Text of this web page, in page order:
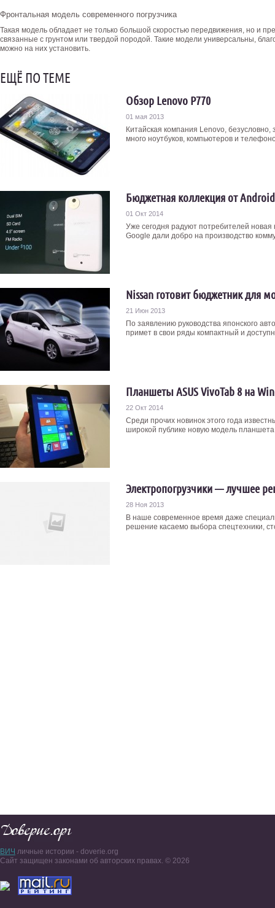
Фронтальная модель современного погрузчика
Такая модель обладает не только большой скоростью передвижения, но и
связанные с грунтом или твердой породой. Такие модели универсальны,
можно на них установить.
ЕЩЁ ПО ТЕМЕ
Обзор Lenovo P770
01 мая 2013
Китайская компания Lenovo,
много ноутбуков, компьютеров и
Бюджетная коллекция от
01 Окт 2014
Уже сегодня радуют потребителей
Google дали добро на производство
Nissan готовит бюджетник для
21 Июн 2013
По заявлению руководства японского
примет в свои ряды компактный и
Планшеты ASUS VivoTab 8 на
22 Окт 2014
Среди прочих новинок этого года
широкой публике новую модель
Электропогрузчики — лучшее
28 Ноя 2013
В наше современное время даже
решение касаемо выбора спецтехники,
ВИЧ личные истории - doverie.org
Сайт защищен законами об авторских правах. © 2026